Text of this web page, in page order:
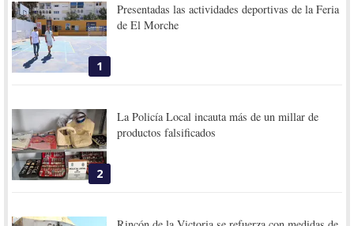
1
Presentadas las actividades deportivas de la Feria
de El Morche
2
La Policía Local incauta más de un millar de
productos falsificados